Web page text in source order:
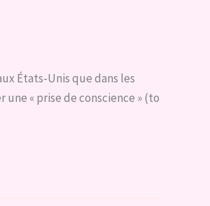
États-Unis que dans les
« prise de conscience » (to